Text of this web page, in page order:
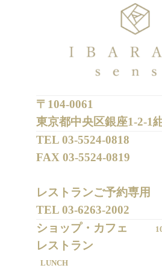
〒104-0061
東京都中央区銀座1-2-1
TEL 03-5524-0818
FAX 03-5524-0819
レストランご予約専用
TEL 03-6263-2002
ショップ・カフェ
LUNCH